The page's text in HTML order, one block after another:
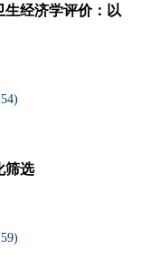
经济学评价：以
54)
筛选
59)